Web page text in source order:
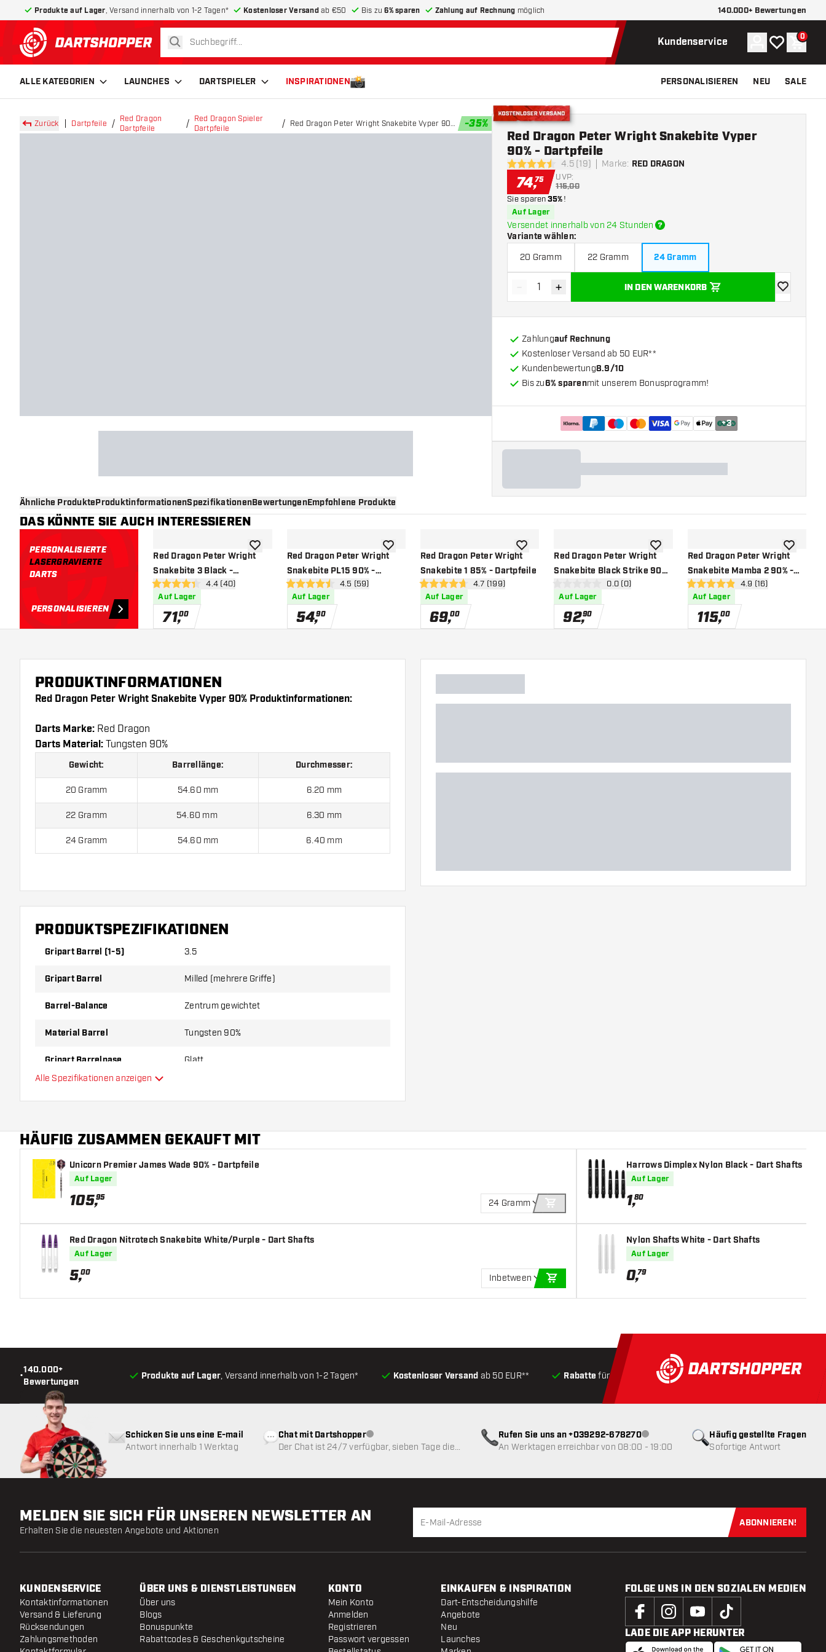
Produkte auf Lager , Versand innerhalb von 1-2 Tagen* Kostenloser Versandab €50 Bis zu6% sparen Zahlung auf Rechnung möglich 140.000+ Bewertungen
zurück zur Startseite
suchen Kundenservice Konto
Meine 0
ALLE KATEGORIEN LAUNCHES DARTSPIELER INSPIRATIONEN PERSONALISIEREN NEU SALE
Zurück Dartpfeile
Red Dragon
Dartpfeile
Red Dragon Spieler
Dartpfeile
Red Dragon Peter Wright Snakebite Vyper 90%
- Dartpfeile
-35%
Kostenloser Versand
4.5 Bewertungssterne
4.5 (19) Marke: RED DRAGON
Red Dragon Peter Wright Snakebite Vyper
90% - Dartpfeile
74,75 UVP:
115,00
Sie sparen35%!
Auf Lager
Versendet innerhalb von 24 Stunden
Variante wählen:
20 Gramm 22 Gramm 24 Gramm
Menge verringern
- Menge erhöhen
+ IN DEN WARENKORB
Zur
Zahlungauf Rechnung
Kostenloser Versand ab 50 EUR**
Kundenbewertung8.9/10
Bis zu6% sparenmit unserem Bonusprogramm!
+3
Ähnliche ProdukteProduktinformationenSpezifikationenBewertungenEmpfohlene Produkte
DAS KÖNNTE SIE AUCH INTERESSIEREN
PERSONALISIERTE
LASERGRAVIERTE
DARTS
PERSONALISIEREN
Red Dragon Peter Wright
Snakebite 3 Black -
DartpfeileBewertungsbereich öffnen
4.4 Bewertungssterne
4.4 (40)
Auf Lager
71,00
Zur Wunschliste hinzufügen
Red Dragon Peter Wright
Snakebite PL15 90% -
DartpfeileBewertungsbereich öffnen
4.5 Bewertungssterne
4.5 (59)
Auf Lager
54,90
Zur Wunschliste hinzufügen
Red Dragon Peter Wright
Snakebite 1 85% - Dartpfeile
Bewertungsbereich öffnen
4.7 Bewertungssterne
4.7 (199)
Auf Lager
69,00
Zur Wunschliste hinzufügen
Red Dragon Peter Wright
Snakebite Black Strike 90%
Bewertungsbereich öffnen
0 Bewertungssterne
0.0 (0)
Auf Lager
92,90
Zur Wunschliste hinzufügen
Red Dragon Peter Wright
Snakebite Mamba 2 90% -
DartpfeileBewertungsbereich
4.9 Bewertungssterne
4.9 (16)
Auf Lager
115,00
Zur
PRODUKTINFORMATIONEN
Red Dragon Peter Wright Snakebite Vyper 90% Produktinformationen:
Darts Marke: Red Dragon
Darts Material: Tungsten 90%
Gewicht: Barrellänge: Durchmesser:
20 Gramm 54.60 mm 6.20 mm
22 Gramm 54.60 mm 6.30 mm
24 Gramm 54.60 mm 6.40 mm
PRODUKTSPEZIFIKATIONEN
Gripart Barrel (1-5) 3.5
Gripart Barrel Milled (mehrere Griffe)
Barrel-Balance Zentrum gewichtet
Material Barrel Tungsten 90%
Gripart Barrelnase Glatt
Form Barrelnase
Barrel Gripzone
Barrelform
Gewicht
Barreldurchmesser (MM)
Barrellänge (MM)
Alle Spezifikationen anzeigen
HÄUFIG ZUSAMMEN GEKAUFT MIT
Unicorn Premier James Wade 90% - Dartpfeile
Auf Lager
105,95
24 Gramm
IN DEN WARENKORB
Red Dragon Nitrotech Snakebite White/Purple - Dart Shafts
Auf Lager
5,00
Inbetween
IN DEN WARENKORB
Harrows Dimplex Nylon Black - Dart Shafts
Auf Lager
1,80
Nylon Shafts White - Dart Shafts
Auf Lager
0,79
•
140.000+
Bewertungen
Produkte auf Lager, Versand innerhalb von 1-2 Tagen* Kostenloser Versand ab 50 EUR** Rabatte für Kunden Produkte auf Lager, Versand
Häufig gestellte Fragen
Sofortige Antwort
Schicken Sie uns eine E-mail
Antwort innerhalb 1 Werktag
Chat mit DartshopperKundenservice nicht verfügbar
Der Chat ist 24/7 verfügbar, sieben Tage die
Rufen Sie uns an +039292-678270Kundenservice nicht verfügbar
An Werktagen erreichbar von 08:00 - 19:00
MELDEN SIE SICH FÜR UNSEREN NEWSLETTER AN
Erhalten Sie die neuesten Angebote und Aktionen
Jetzt für
ABONNIEREN!
KUNDENSERVICE
Kontaktinformationen
Versand & Lieferung
Rücksendungen
Zahlungsmethoden
ÜBER UNS & DIENSTLEISTUNGEN
Über uns
Blogs
Bonuspunkte
Rabattcodes & Geschenkgutscheine
KONTO
Mein Konto
Anmelden
Registrieren
Passwort vergessen
EINKAUFEN & INSPIRATION
Dart-Entscheidungshilfe
Angebote
Neu
Launches
FOLGE UNS IN DEN SOZIALEN MEDIEN
LADE DIE APP HERUNTER